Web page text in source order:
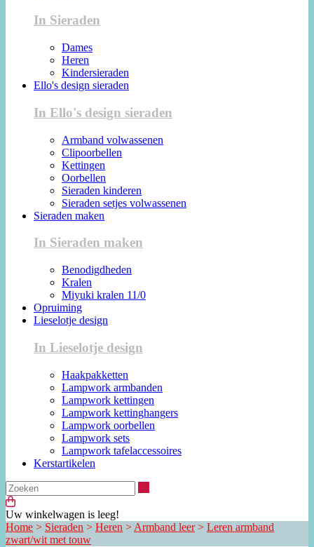
In Sieraden
Dames
Heren
Kindersieraden
Ello's design sieraden
In Ello's design sieraden
Armband volwassenen
Clipoorbellen
Kettingen
Oorbellen
Sieraden kinderen
Sieraden setjes volwassenen
Sieraden maken
In Sieraden maken
Benodigdheden
Kralen
Miyuki kralen 11/0
Opruiming
Lieselotje design
In Lieselotje design
Haakpakketten
Lampwork armbanden
Lampwork kettingen
Lampwork kettinghangers
Lampwork oorbellen
Lampwork sets
Lampwork tafelaccessoires
Kerstartikelen
Uw winkelwagen is leeg!
Home > Sieraden > Heren > Armband leer> Leren armband
zwart/wit met touw